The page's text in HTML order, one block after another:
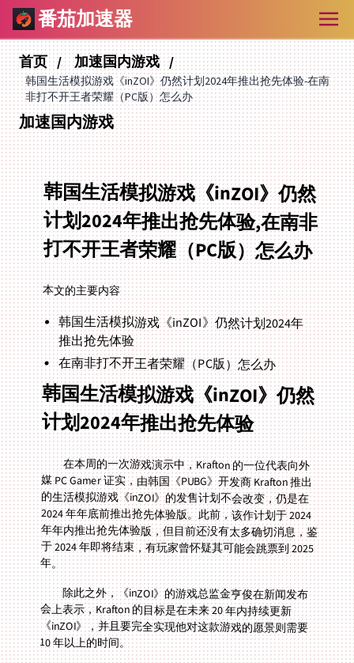
番茄加速器
首页 加速国内游戏
韩国生活模拟游戏《inZOI》仍然计划2024年推出抢先体验-在南
非打不开王者荣耀（PC版）怎么办
加速国内游戏
韩国生活模拟游戏《inZOI》仍然
计划2024年推出抢先体验,在南非
打不开王者荣耀（PC版）怎么办
本文的主要内容
韩国生活模拟游戏《inZOI》仍然计划2024年
推出抢先体验
在南非打不开王者荣耀（PC版）怎么办
韩国生活模拟游戏《inZOI》仍然
计划2024年推出抢先体验
在本周的一次游戏演示中，Krafton 的一位代表向外
媒 PC Gamer 证实，由韩国《PUBG》开发商 Krafton 推出
的生活模拟游戏《inZOI》的发售计划不会改变，仍是在
2024 年年底前推出抢先体验版。此前，该作计划于 2024
年年内推出抢先体验版，但目前还没有太多确切消息，鉴
于 2024 年即将结束，有玩家曾怀疑其可能会跳票到 2025
年。
除此之外，《inZOI》的游戏总监金亨俊在新闻发布
会上表示，Krafton 的目标是在未来 20 年内持续更新
《inZOI》，并且要完全实现他对这款游戏的愿景则需要
10 年以上的时间。